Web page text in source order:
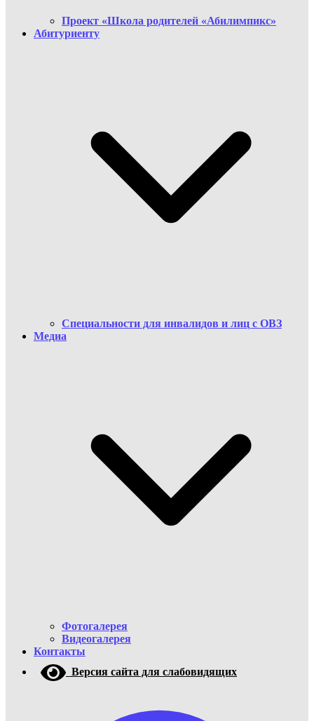
Проект «Школа родителей «Абилимпикс»
Абитуриенту
Cпециальности для инвалидов и лиц с ОВЗ
Медиа
Фотогалерея
Видеогалерея
Контакты
Версия сайта для слабовидящих